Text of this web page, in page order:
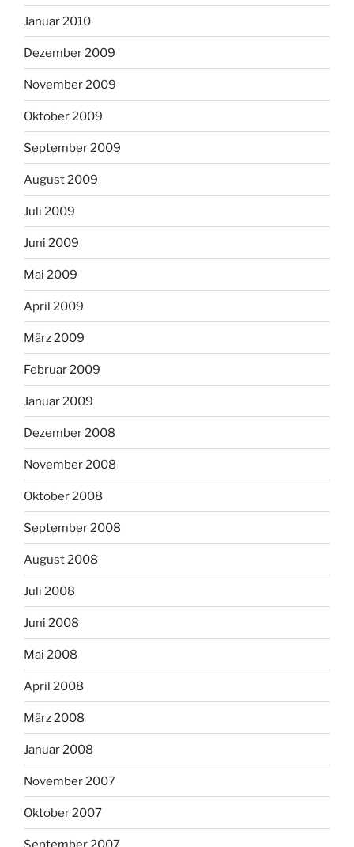
Januar 2010
Dezember 2009
November 2009
Oktober 2009
September 2009
August 2009
Juli 2009
Juni 2009
Mai 2009
April 2009
März 2009
Februar 2009
Januar 2009
Dezember 2008
November 2008
Oktober 2008
September 2008
August 2008
Juli 2008
Juni 2008
Mai 2008
April 2008
März 2008
Januar 2008
November 2007
Oktober 2007